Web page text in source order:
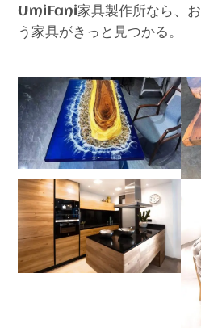
UmiFani家具製作所なら、
う家具がきっと見つかる。